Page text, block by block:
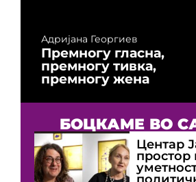
Адријана Георгиев
Премногу гласна,
премногу тивка,
премногу жена
БОЦКАМЕ ВО
Центар
простор